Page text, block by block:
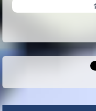
サイズ
ジ(913)